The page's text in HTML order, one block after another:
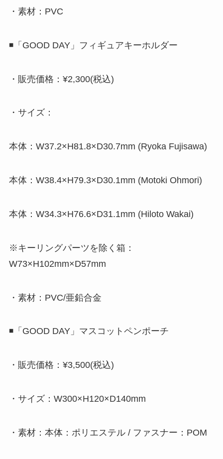
・素材：PVC
◾️「GOOD DAY」フィギュアキーホルダー
・販売価格：¥2,300(税込)
・サイズ：
本体：W37.2×H81.8×D30.7mm (Ryoka Fujisawa)
本体：W38.4×H79.3×D30.1mm (Motoki Ohmori)
本体：W34.3×H76.6×D31.1mm (Hiloto Wakai)
※キーリングパーツを除く箱：
W73×H102mm×D57mm
・素材：PVC/亜鉛合金
◾️「GOOD DAY」マスコットペンポーチ
・販売価格：¥3,500(税込)
・サイズ：W300×H120×D140mm
・素材：本体：ポリエステル / ファスナー：POM